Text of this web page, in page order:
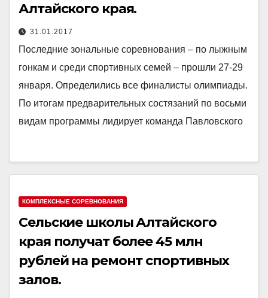
Алтайского края.
31.01.2017
Последние зональные соревнования – по лыжным
гонкам и среди спортивных семей – прошли 27-29
января. Определились все финалисты олимпиады.
По итогам предварительных состязаний по восьми
видам программы лидирует команда Павловского
КОМПЛЕКСНЫЕ СОРЕВНОВАНИЯ
Сельские школы Алтайского
края получат более 45 млн
рублей на ремонт спортивных
залов.